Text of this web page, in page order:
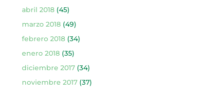
abril 2018(45)
marzo 2018(49)
febrero 2018(34)
enero 2018(35)
diciembre 2017(34)
noviembre 2017(37)